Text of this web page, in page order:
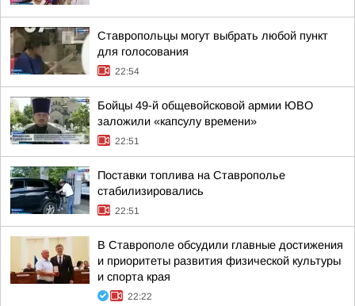
Ставропольцы могут выбрать любой пункт
для голосования
22:54
Бойцы 49-й общевойсковой армии ЮВО
заложили «капсулу времени»
22:51
Поставки топлива на Ставрополье
стабилизировались
22:51
В Ставрополе обсудили главные достижения
и приоритеты развития физической культуры
и спорта края
22:22